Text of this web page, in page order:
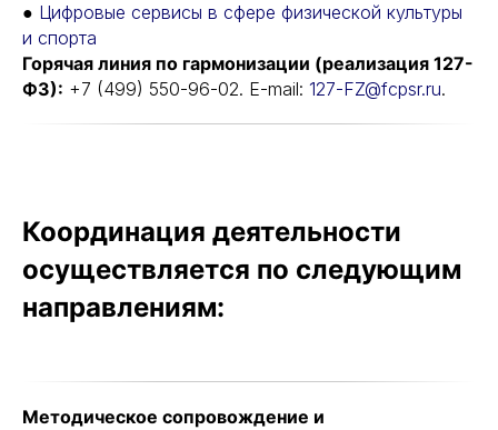
● Цифровые сервисы в сфере физической культуры
и спорта
Горячая линия по гармонизации (реализация 127-
ФЗ): +7 (499) 550-96-02. E-mail: 127-FZ@fcpsr.ru.
Координация деятельности
осуществляется по следующим
направлениям:
Методическое сопровождение и